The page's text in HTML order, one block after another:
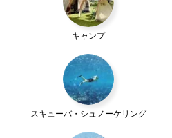
キャンプ
スキューバ・シュノーケリング